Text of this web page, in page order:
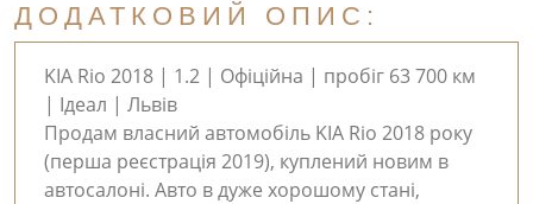
ДОДАТКОВИЙ ОПИС:
KIA Rio 2018 | 1.2 | Офіційна | пробіг 63 700 км
| Ідеал | Львів
Продам власний автомобіль KIA Rio 2018 року
(перша реєстрація 2019), куплений новим в
автосалоні. Авто в дуже хорошому стані,